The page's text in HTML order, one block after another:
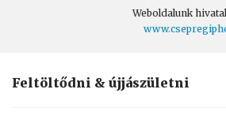
Weboldalunk
Feltöltődni & újjászületni